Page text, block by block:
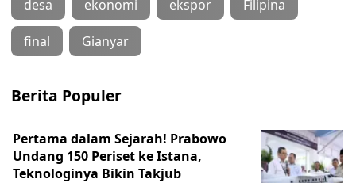
desa ekonomi ekspor Filipina
final Gianyar
Berita Populer
Pertama dalam Sejarah! Prabowo
Undang 150 Periset ke Istana,
Teknologinya Bikin Takjub